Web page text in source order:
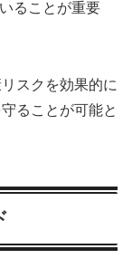
ることが重要
スクを効果的に
ることが可能と